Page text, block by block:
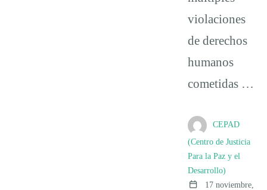
violaciones
de derechos
humanos
cometidas …
CEPAD
(Centro de Justicia
Para la Paz y el
Desarrollo)
17 noviembre,